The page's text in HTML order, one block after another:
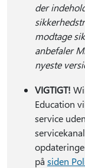
der
modtage
anbefaler
nyeste
VIGTIGT!
Education
service
på siden